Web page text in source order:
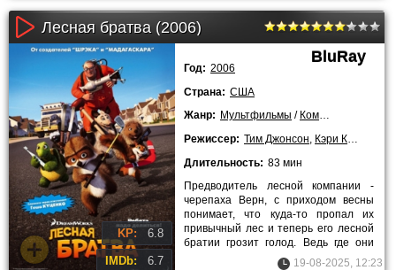
Лесная братва (2006)
KP: 6.8
IMDb: 6.7
BluRay
Год: 2006
Страна: США
Жанр: Мультфильмы / Комедии
Режиссер: Тим Джонсон, Кэри Киркпатри
Длительность: 83 мин
Предводитель лесной компании -
черепаха Верн, с приходом весны
понимает, что куда-то пропал их
привычный лес и теперь его лесной
братии грозит голод. Ведь где они
будут брать продукты.19-08-2025, 12:23